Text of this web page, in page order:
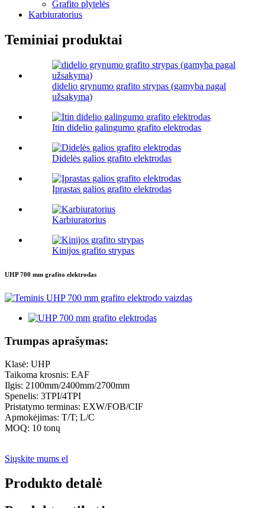
Grafito plytelės
Karbiuratorius
Teminiai produktai
didelio grynumo grafito strypas (gamyba pagal
užsakymą)
Itin didelio galingumo grafito elektrodas
Didelės galios grafito elektrodas
Įprastas galios grafito elektrodas
Karbiuratorius
Kinijos grafito strypas
UHP 700 mm grafito elektrodas
Trumpas aprašymas:
Klasė: UHP
Taikoma krosnis: EAF
Ilgis: 2100mm/2400mm/2700mm
Spenelis: 3TPI/4TPI
Pristatymo terminas: EXW/FOB/CIF
Apmokėjimas: T/T; L/C
MOQ: 10 tonų
Siųskite mums el
Produkto detalė